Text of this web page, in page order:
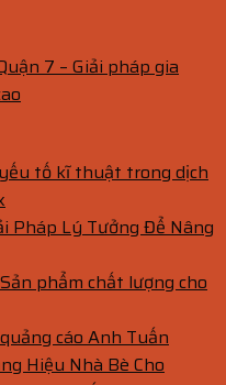
7 – Giải pháp gia
tố kĩ thuật trong dịch
Pháp Lý Tưởng Để Nâng
phẩm chất lượng cho
cáo Anh Tuấn
Hiệu Nhà Bè Cho